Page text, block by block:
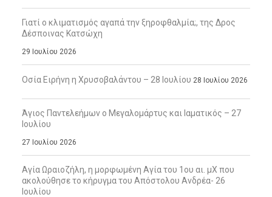
Γιατί ο κλιματισμός αγαπά την ξηροφθαλμία;, της Δρος
Δέσποινας Κατσώχη
29 Ιουλίου 2026
Οσία Ειρήνη η Χρυσοβαλάντου – 28 Ιουλίου 28 Ιουλίου 2026
Άγιος Παντελεήμων ο Μεγαλομάρτυς και Ιαματικός – 27
Ιουλίου
27 Ιουλίου 2026
Αγία Ωραιοζήλη, η μορφωμένη Αγία του 1ου αι. μΧ που
ακολούθησε το κήρυγμα του Απόστολου Ανδρέα- 26
Ιουλίου